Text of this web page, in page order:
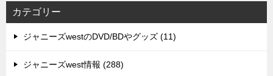
カテゴリー
ジャニーズwestのDVD/BDやグッズ (11)
ジャニーズwest情報 (288)